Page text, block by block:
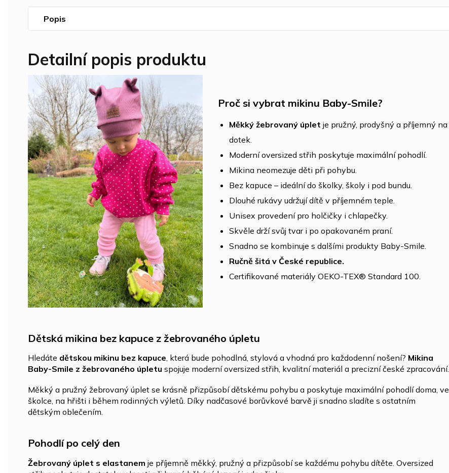
Popis
Detailní popis produktu
Proč si vybrat mikinu Baby-Smile?
Měkký žebrovaný úplet je pružný, prodyšný a příjemný na
dotek.
Moderní oversized střih poskytuje maximální pohodlí.
Mikina neomezuje děti při pohybu.
Bez kapuce – ideální do školky, školy i pod bundu.
Dlouhé rukávy udržují dítě v příjemném teple.
Unisex provedení pro holčičky i chlapečky.
Skvěle drží svůj tvar i po opakovaném praní.
Snadno se kombinuje s dalšími produkty Baby-Smile.
Ručně šitá v České republice.
Certifikované materiály OEKO-TEX® Standard 100.
Dětská mikina bez kapuce z žebrovaného úpletu
Hledáte dětskou mikinu bez kapuce, která bude pohodlná, stylová a vhodná pro každodenní nošení? Mikina
Baby-Smile z žebrovaného úpletu spojuje moderní oversized střih, kvalitní materiál a precizní české zpracování.
Měkký a pružný žebrovaný úplet se krásně přizpůsobí dětskému pohybu a poskytuje maximální pohodlí doma, ve
školce, na hřišti i během rodinných výletů. Díky nadčasové borůvkové barvě ji snadno sladíte s ostatním
dětským oblečením.
Pohodlí po celý den
Žebrovaný úplet s elastanem je příjemně měkký, pružný a přizpůsobí se každému pohybu dítěte. Oversized